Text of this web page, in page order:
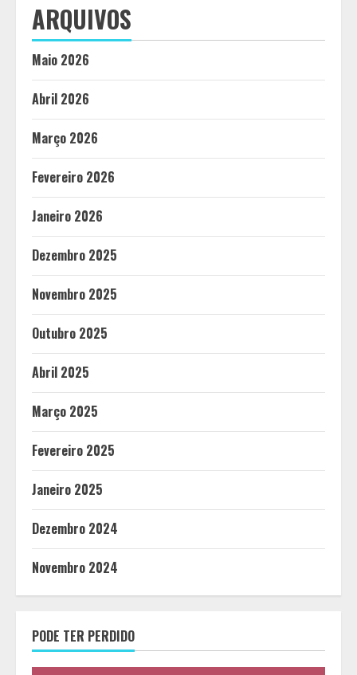
ARQUIVOS
Maio 2026
Abril 2026
Março 2026
Fevereiro 2026
Janeiro 2026
Dezembro 2025
Novembro 2025
Outubro 2025
Abril 2025
Março 2025
Fevereiro 2025
Janeiro 2025
Dezembro 2024
Novembro 2024
PODE TER PERDIDO